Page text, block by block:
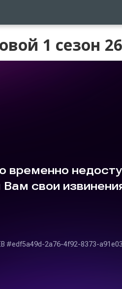
1 сезон